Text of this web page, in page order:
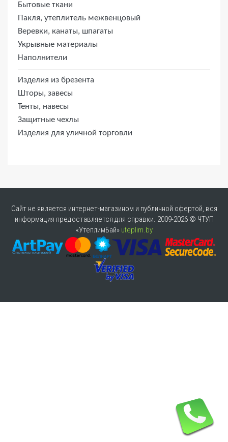
Бытовые ткани
Пакля, утеплитель межвенцовый
Веревки, канаты, шпагаты
Укрывные материалы
Наполнители
Изделия из брезента
Шторы, завесы
Тенты, навесы
Защитные чехлы
Изделия для уличной торговли
Сайт не является интернет-магазином и публичной офертой, вся
информация предоставляется для справки. 2009-2026 © ЧТУП
«УтеплимБай» uteplim.by